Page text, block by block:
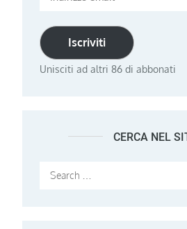
Iscriviti
Unisciti ad altri 86 di abbonati
CERCA NEL
Search